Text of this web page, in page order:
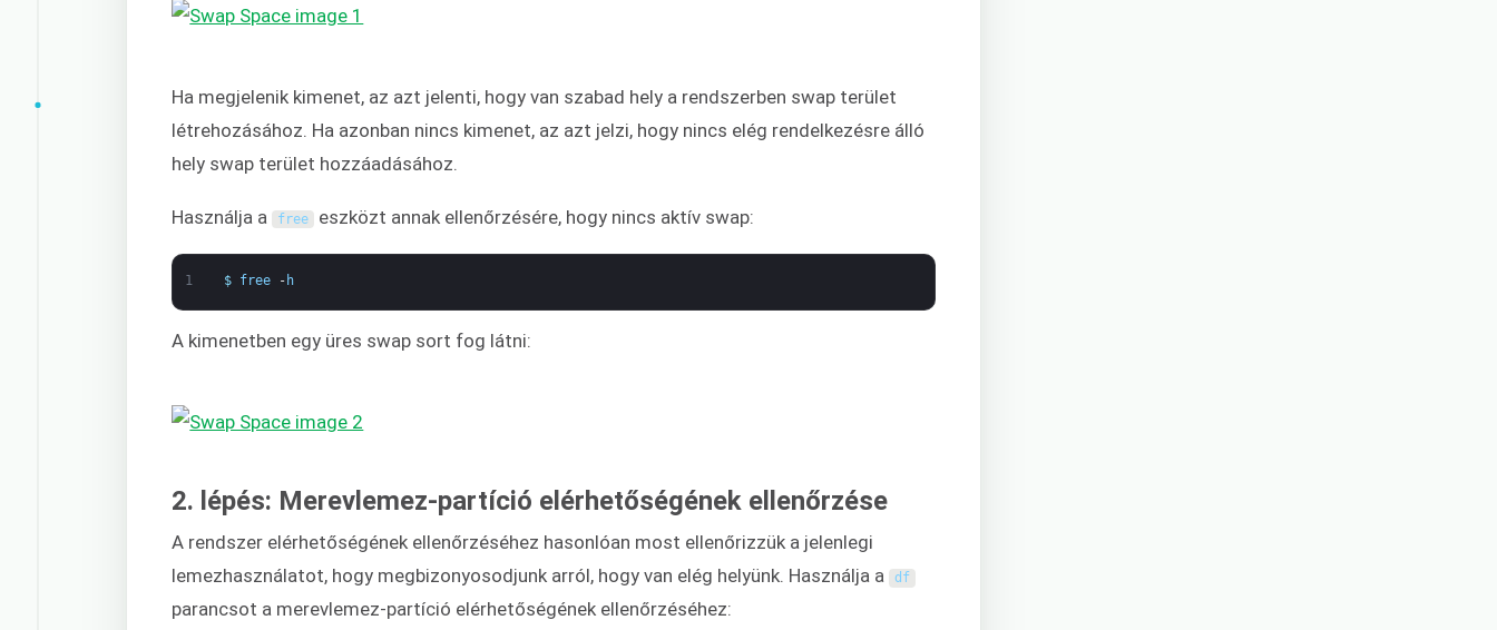
Ha megjelenik kimenet, az azt jelenti, hogy van szabad hely a rendszerben swap terület
létrehozásához. Ha azonban nincs kimenet, az azt jelzi, hogy nincs elég rendelkezésre álló
hely swap terület hozzáadásához.
Használja a free eszközt annak ellenőrzésére, hogy nincs aktív swap:
1 $ free - h
A kimenetben egy üres swap sort fog látni:
2. lépés: Merevlemez-partíció elérhetőségének ellenőrzése
A rendszer elérhetőségének ellenőrzéséhez hasonlóan most ellenőrizzük a jelenlegi
lemezhasználatot, hogy megbizonyosodjunk arról, hogy van elég helyünk. Használja a df
parancsot a merevlemez-partíció elérhetőségének ellenőrzéséhez: